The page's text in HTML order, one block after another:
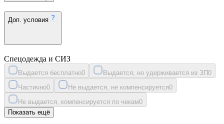
Доп. условия
Спецодежда и СИЗ
Выдается бесплатно0 Выдается, но удерживается из ЗП0
Частично0 Не выдается, не компенсируется0
Не выдается, компенсируется по чекам0
Показать ещё